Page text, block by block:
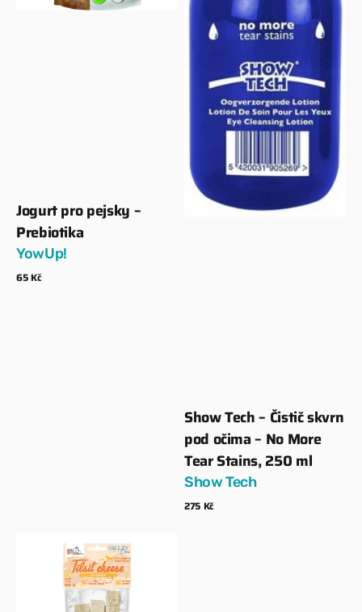
Jogurt pro pejsky –
Prebiotika
Dodavatel:
YowUp!
Běžná
65 Kč
Tear
Stains,
ml
Show Tech – Čistič skvrn
pod očima – No More
Tear Stains, 250 ml
Dodavatel:
Show Tech
Běžná
275 Kč
Lyofilizovaný